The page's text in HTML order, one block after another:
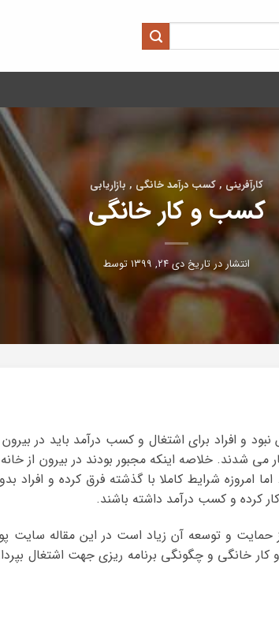
کارآفرینی , کسب درآمد خانگی , بازاریابی
کسب و کار خانگی
انتشار در تاریخدی ۲۴, ۱۳۹۹ توسط
و افراد برای اشتغال و کسب درآمد باید در بیرون
می شدند. خلاصه اینکه مجبور بودند در بیرون از
شرایط کاملا با گذشته فرق کرده و افراد
کرده و کسب درآمد داشته باشند.
حمایت و توسعه آن زیاد است در این مقاله سایت
خانگی و چگونگی برنامه ریزی جهت اشتغال